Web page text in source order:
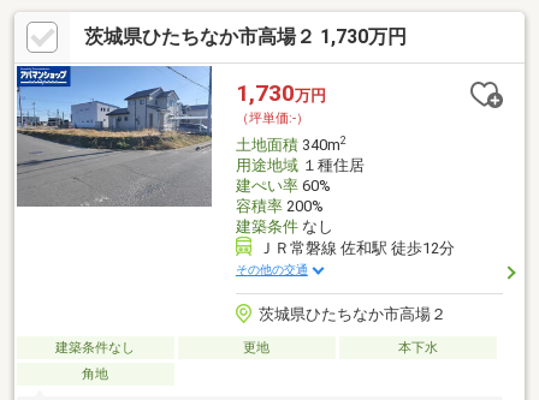
業者様を無料でご相談いただけます！また当社にて建築担当営業
様もご紹介いたします！お気軽にご相談ください♪
茨城県ひたちなか市高場２ 1,730万円
1,730万円
（坪単価:-）
土地面積340m2
用途地域１種住居
建ぺい率60%
容積率200%
建築条件なし
ＪＲ常磐線 佐和駅 徒歩12分
その他の交通
茨城県ひたちなか市高場２
建築条件なし 更地
本下水
角地